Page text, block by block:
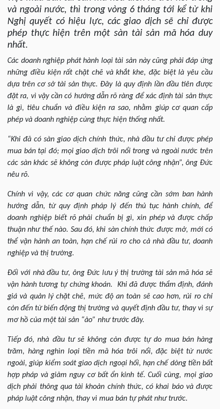
và ngoài nước, thì trong vòng 6 tháng tới kể từ khi
Nghị quyết có hiệu lực, các giao dịch sẽ chỉ được
phép thực hiện trên một sàn tài sản mã hóa duy
nhất.
Các doanh nghiệp phát hành loại tài sản này cũng phải đáp ứng
những điều kiện rất chặt chẽ và khắt khe, đặc biệt là yêu cầu
dựa trên cơ sở tài sản thực. Đây là quy định lần đầu tiên được
đặt ra, vì vậy cần có hướng dẫn rõ ràng để xác định tài sản thực
là gì, tiêu chuẩn và điều kiện ra sao, nhằm giúp cơ quan cấp
phép và doanh nghiệp cùng thực hiện thống nhất.
“Khi đã có sàn giao dịch chính thức, nhà đầu tư chỉ được phép
mua bán tại đó; mọi giao dịch trôi nổi trong và ngoài nước trên
các sàn khác sẽ không còn được pháp luật công nhận”, ông Đức
nêu rõ.
Chính vì vậy, các cơ quan chức năng cũng cần sớm ban hành
hướng dẫn, từ quy định pháp lý đến thủ tục hành chính, để
doanh nghiệp biết rõ phải chuẩn bị gì, xin phép và được chấp
thuận như thế nào. Sau đó, khi sàn chính thức được mở, mới có
thể vận hành an toàn, hạn chế rủi ro cho cả nhà đầu tư, doanh
nghiệp và thị trường.
Đối với nhà đầu tư, ông Đức lưu ý thị trường tài sản mã hóa sẽ
vận hành tương tự chứng khoán. Khi đã được thẩm định, đánh
giá và quản lý chặt chẽ, mức độ an toàn sẽ cao hơn, rủi ro chỉ
còn đến từ biến động thị trường và quyết định đầu tư, thay vì sự
mơ hồ của một tài sản “ảo” như trước đây.
Tiếp đó, nhà đầu tư sẽ không còn được tự do mua bán hàng
trăm, hàng nghìn loại tiền mã hóa trôi nổi, đặc biệt từ nước
ngoài, giúp kiểm soát giao dịch ngoại hối, hạn chế dòng tiền bất
hợp pháp và giảm nguy cơ bất ổn kinh tế. Cuối cùng, mọi giao
dịch phải thông qua tài khoản chính thức, có khai báo và được
pháp luật công nhận, thay vì mua bán tự phát như trước.